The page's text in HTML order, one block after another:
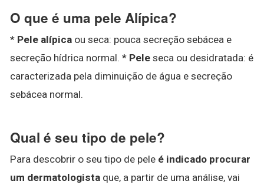
O que é uma pele Alípica?
* Pele alípica ou seca: pouca secreção sebácea e
secreção hídrica normal. * Pele seca ou desidratada: é
caracterizada pela diminuição de água e secreção
sebácea normal.
Qual é seu tipo de pele?
Para descobrir o seu tipo de pele é indicado procurar
um dermatologista que, a partir de uma análise, vai